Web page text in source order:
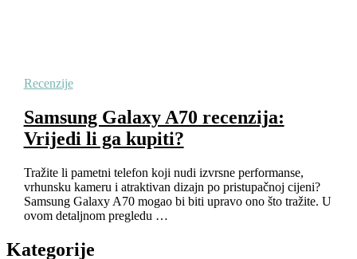
Recenzije
Samsung Galaxy A70 recenzija:
Vrijedi li ga kupiti?
Tražite li pametni telefon koji nudi izvrsne performanse,
vrhunsku kameru i atraktivan dizajn po pristupačnoj cijeni?
Samsung Galaxy A70 mogao bi biti upravo ono što tražite. U
ovom detaljnom pregledu …
Kategorije